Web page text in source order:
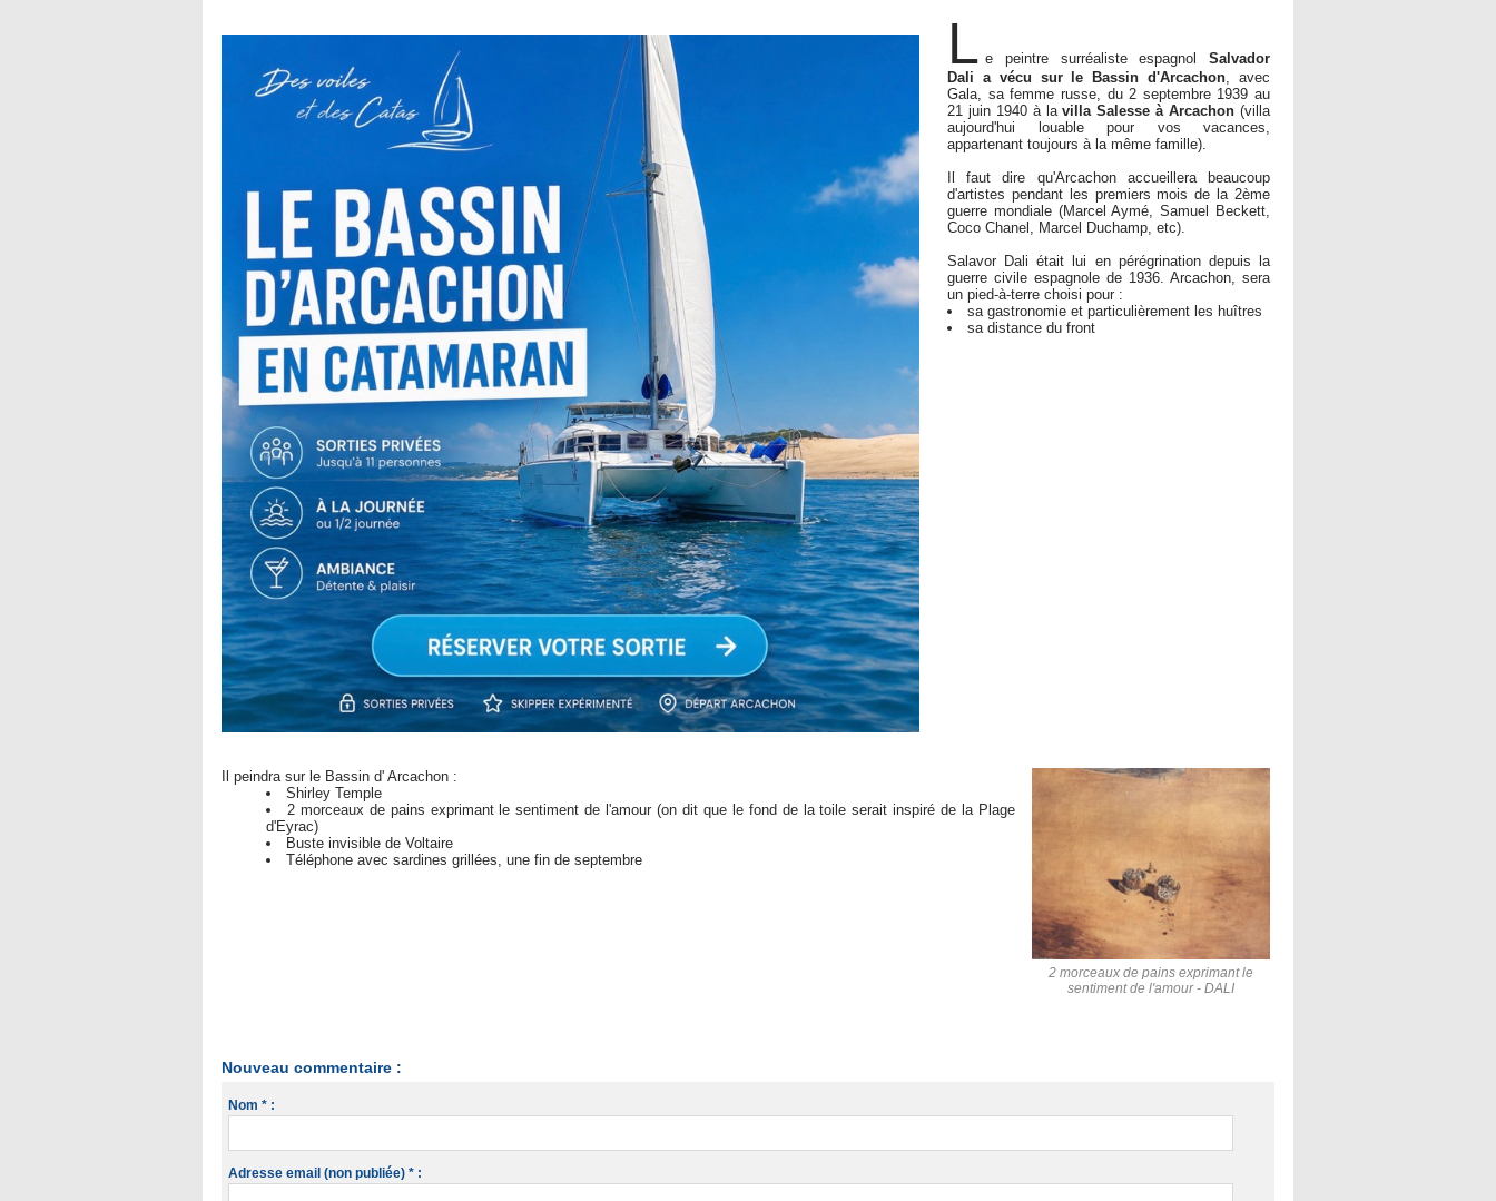
L e peintre surréaliste espagnol Salvador
Dali a vécu sur le Bassin d'Arcachon, avec
Gala, sa femme russe, du 2 septembre 1939 au
21 juin 1940 à lavilla Salesse à Arcachon (villa
aujourd'hui louable pour vos vacances,
appartenant toujours à la même famille).
Il faut dire qu'Arcachon accueillera beaucoup
d'artistes pendant les premiers mois de la 2ème
guerre mondiale (Marcel Aymé, Samuel Beckett,
Coco Chanel, Marcel Duchamp, etc).
Salavor Dali était lui en pérégrination depuis la
guerre civile espagnole de 1936. Arcachon, sera
un pied-à-terre choisi pour :
sa gastronomie et particulièrement les huîtres
sa distance du front
2 morceaux de pains exprimant le
sentiment de l'amour - DALI
Il peindra sur le Bassin d' Arcachon :
Shirley Temple
2 morceaux de pains exprimant le sentiment de l'amour (on dit que le fond de la toile serait inspiré de la Plage
d'Eyrac)
Buste invisible de Voltaire
Téléphone avec sardines grillées, une fin de septembre
Nouveau commentaire :
Nom * :
Adresse email (non publiée) * :